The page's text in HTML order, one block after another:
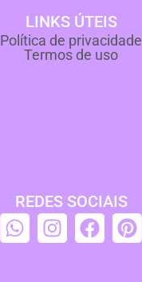
LINKS ÚTEIS
Política de privacidade
Termos de uso
REDES SOCIAIS